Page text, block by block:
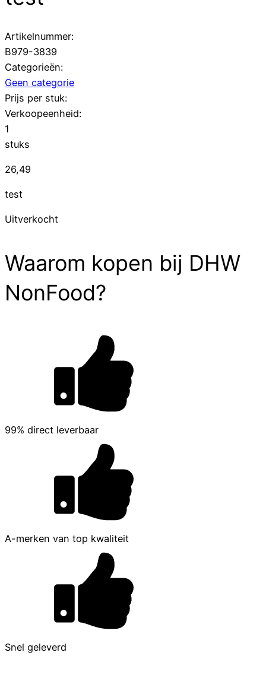
Artikelnummer:
B979-3839
Categorieën:
Geen categorie
Prijs per stuk:
Verkoopeenheid:
1
stuks
26,49
test
Uitverkocht
Waarom kopen bij DHW
NonFood?
99% direct leverbaar
A-merken van top kwaliteit
Snel geleverd